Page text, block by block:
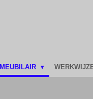
MEUBILAIR